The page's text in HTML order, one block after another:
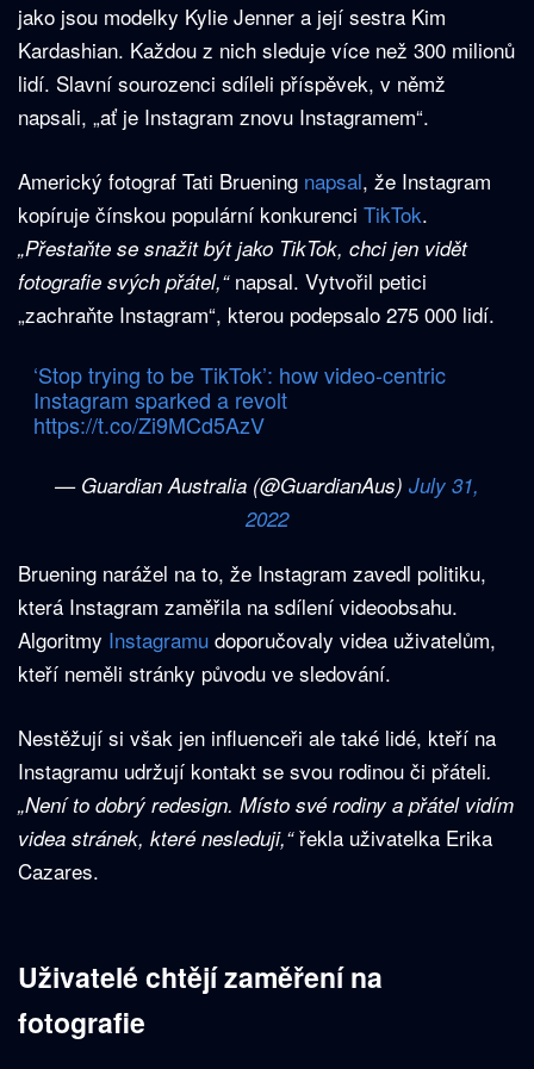
jako jsou modelky Kylie Jenner a její sestra Kim
Kardashian. Každou z nich sleduje více než 300 milionů
lidí. Slavní sourozenci sdíleli příspěvek, v němž
napsali, „ať je Instagram znovu Instagramem“.
Americký fotograf Tati Bruening napsal, že Instagram
kopíruje čínskou populární konkurenci TikTok.
„Přestaňte se snažit být jako TikTok, chci jen vidět
fotografie svých přátel,“napsal. Vytvořil petici
„zachraňte Instagram“, kterou podepsalo 275 000 lidí.
‘Stop trying to be TikTok’: how video-centric
Instagram sparked a revolt
https://t.co/Zi9MCd5AzV
— Guardian Australia (@GuardianAus) July 31,
2022
Bruening narážel na to, že Instagram zavedl politiku,
která Instagram zaměřila na sdílení videoobsahu.
Algoritmy Instagramu doporučovaly videa uživatelům,
kteří neměli stránky původu ve sledování.
Nestěžují si však jen influenceři ale také lidé, kteří na
Instagramu udržují kontakt se svou rodinou či přáteli.
„Není to dobrý redesign. Místo své rodiny a přátel vidím
videa stránek, které nesleduji,“řekla uživatelka Erika
Cazares.
Uživatelé chtějí zaměření na
fotografie